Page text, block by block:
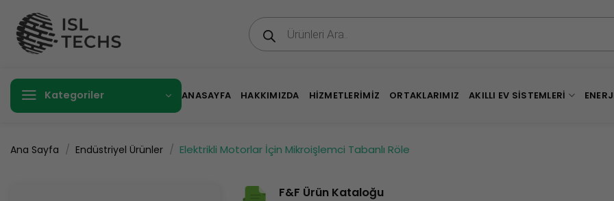
atla
Products
search
Kategoriler ANASAYFA HAKKIMIZDA HIZMETLERIMIZ ORTAKLARIMIZ AKILLI EV SISTEMLERI
Ana Sayfa / Endüstriyel Ürünler / Elektrikli Motorlar İçin Mikroişlemci Tabanlı Röle
F&F Ürün Kataloğu